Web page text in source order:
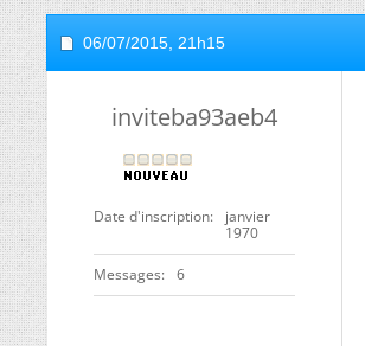
06/07/2015, 21h15
inviteba93aeb4
Date d'inscription
janvier
1970
Messages 6